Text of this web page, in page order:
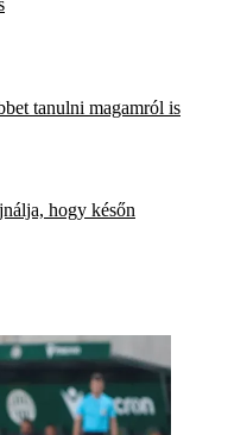
tanulni magamról is
hogy későn